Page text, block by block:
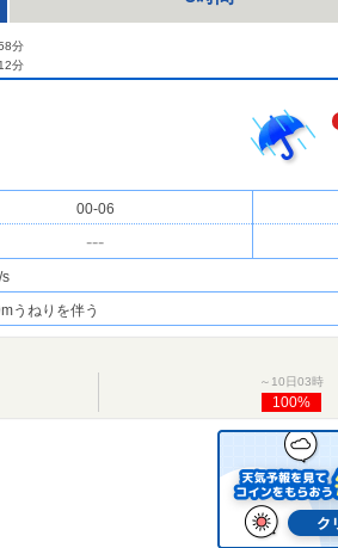
分
分
00-06
---
うねりを伴う
～10日03時
100%